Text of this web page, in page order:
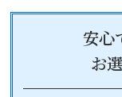
安心
お